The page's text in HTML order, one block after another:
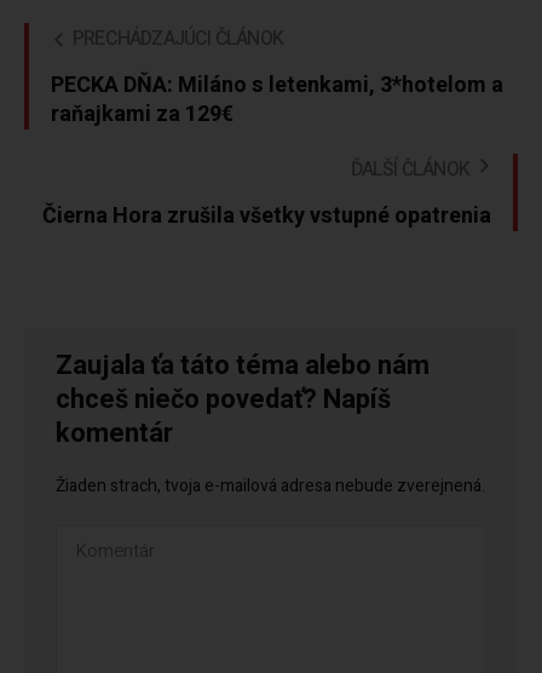
PRECHÁDZAJÚCI ČLÁNOK
PECKA DŇA: Miláno s letenkami, 3*hotelom a
raňajkami za 129€
ĎALŠÍ ČLÁNOK
Čierna Hora zrušila všetky vstupné opatrenia
Zaujala ťa táto téma alebo nám
chceš niečo povedať? Napíš
komentár
Žiaden strach, tvoja e-mailová adresa nebude zverejnená.